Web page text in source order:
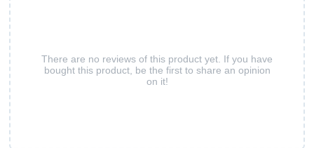
There are no reviews of this product yet. If you have
bought this product, be the first to share an opinion
on it!